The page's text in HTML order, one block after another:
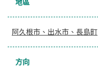
地區
阿久根市、出水市、長島町
方向